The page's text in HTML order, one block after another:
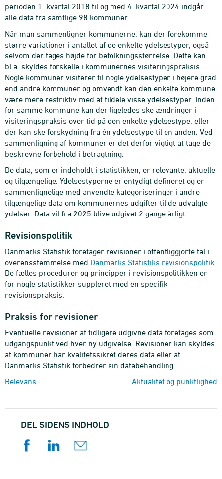
perioden 1. kvartal 2018 til og med 4. kvartal 2024 indgår
alle data fra samtlige 98 kommuner.
Når man sammenligner kommunerne, kan der forekomme
større variationer i antallet af de enkelte ydelsestyper, også
selvom der tages højde for befolkningsstørrelse. Dette kan
bl.a. skyldes forskelle i kommunernes visiteringspraksis.
Nogle kommuner visiterer til nogle ydelsestyper i højere grad
end andre kommuner og omvendt kan den enkelte kommune
være mere restriktiv med at tildele visse ydelsestyper. Inden
for samme kommune kan der ligeledes ske ændringer i
visiteringspraksis over tid på den enkelte ydelsestype, eller
der kan ske forskydning fra én ydelsestype til en anden. Ved
sammenligning af kommuner er det derfor vigtigt at tage de
beskrevne forbehold i betragtning.
De data, som er indeholdt i statistikken, er relevante, aktuelle
og tilgængelige. Ydelsestyperne er entydigt defineret og er
sammenlignelige med anvendte kategoriseringer i andre
tilgængelige data om kommunernes udgifter til de udvalgte
ydelser. Data vil fra 2025 blive udgivet 2 gange årligt.
Revisionspolitik
Danmarks Statistik foretager revisioner i offentliggjorte tal i
overensstemmelse med Danmarks Statistiks revisionspolitik
De fælles procedurer og principper i revisionspolitikken er
for nogle statistikker suppleret med en specifik
revisionspraksis.
Praksis for revisioner
Eventuelle revisioner af tidligere udgivne data foretages som
udgangspunkt ved hver ny udgivelse. Revisioner kan skyldes
at kommuner har kvalitetssikret deres data eller at
Danmarks Statistik forbedrer sin databehandling.
Relevans
Aktualitet og punktlighed
DEL SIDENS INDHOLD